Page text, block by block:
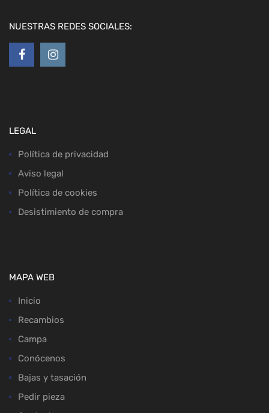
NUESTRAS REDES SOCIALES:
LEGAL
Política de privacidad
Aviso legal
Política de cookies
Desistimiento de compra
MAPA WEB
Inicio
Recambios
Campa
Conócenos
Bajas y tasación
Pedir pieza